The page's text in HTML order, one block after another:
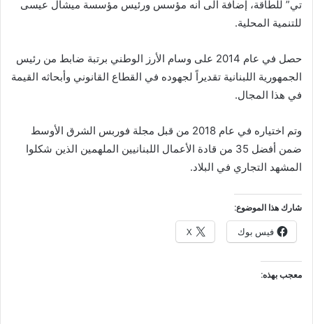
تي” للطاقة، إضافة الى أنه مؤسس ورئيس مؤسسة ميشال عيسى
للتنمية المحلية.
حصل في عام 2014 على وسام الأرز الوطني برتبة ضابط من رئيس
الجمهورية اللبنانية تقديراً لجهوده في القطاع القانوني وأبحاثه القيمة
في هذا المجال.
وتم اختياره في عام 2018 من قبل مجلة فوربس الشرق الأوسط
ضمن أفضل 35 من قادة الأعمال اللبنانيين الملهمين الذين شكلوا
المشهد التجاري في البلاد.
شارك هذا الموضوع:
فيس بوك X
معجب بهذه: